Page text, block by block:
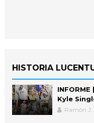
HISTORIA
Kyle
Ramón J.